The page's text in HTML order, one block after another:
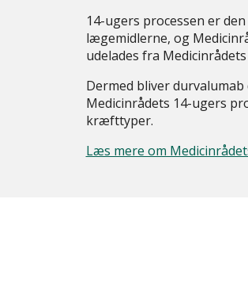
14-ugers processen er
lægemidlerne, og
udelades fra
Dermed bliver
Medicinrådets 14-ugers
kræfttyper.
Læs mere om